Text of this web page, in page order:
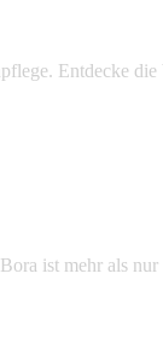
Entdecke
ist mehr als